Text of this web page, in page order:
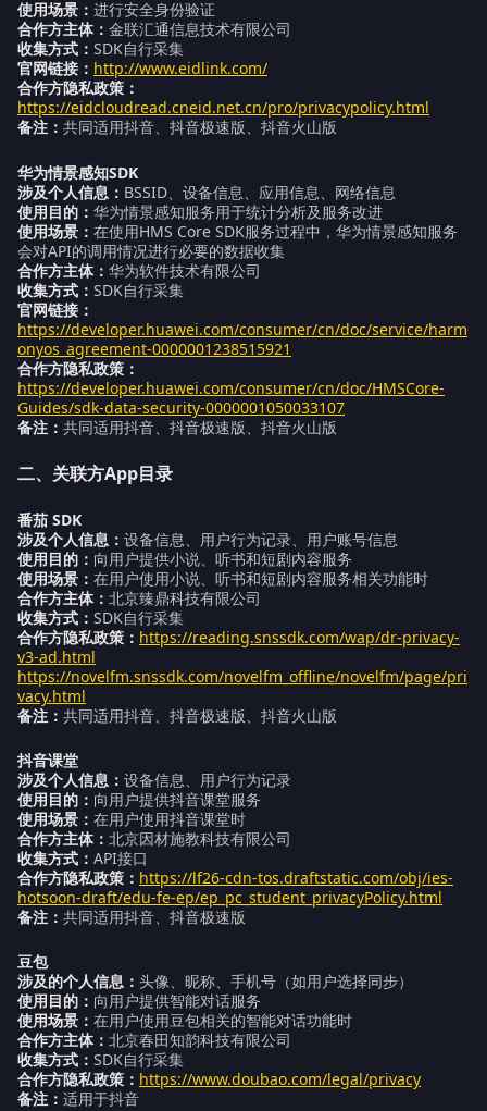
使用场景： 进行安全身份验证
合作方主体： 金联汇通信息技术有限公司
收集方式： SDK自行采集
官网链接： http://www.eidlink.com/
合作方隐私政策：
https://eidcloudread.cneid.net.cn/pro/privacypolicy.html
备注： 共同适用抖音、抖音极速版、抖音火山版
华为情景感知SDK
涉及个人信息： BSSID、设备信息、应用信息、网络信息
使用目的： 华为情景感知服务用于统计分析及服务改进
使用场景： 在使用HMS Core SDK服务过程中，华为情景感知服务
会对API的调用情况进行必要的数据收集
合作方主体： 华为软件技术有限公司
收集方式： SDK自行采集
官网链接：
https://developer.huawei.com/consumer/cn/doc/service/harm
onyos_agreement-0000001238515921
合作方隐私政策：
https://developer.huawei.com/consumer/cn/doc/HMSCore-
Guides/sdk-data-security-0000001050033107
备注： 共同适用抖音、抖音极速版、抖音火山版
二、关联方App目录
番茄 SDK
涉及个人信息： 设备信息、用户行为记录、用户账号信息
使用目的： 向用户提供小说、听书和短剧内容服务
使用场景： 在用户使用小说、听书和短剧内容服务相关功能时
合作方主体： 北京臻鼎科技有限公司
收集方式： SDK自行采集
合作方隐私政策： https://reading.snssdk.com/wap/dr-privacy-
v3-ad.html
https://novelfm.snssdk.com/novelfm_offline/novelfm/page/pri
vacy.html
备注： 共同适用抖音、抖音极速版、抖音火山版
抖音课堂
涉及个人信息： 设备信息、用户行为记录
使用目的： 向用户提供抖音课堂服务
使用场景： 在用户使用抖音课堂时
合作方主体： 北京因材施教科技有限公司
收集方式： API接口
合作方隐私政策： https://lf26-cdn-tos.draftstatic.com/obj/ies-
hotsoon-draft/edu-fe-ep/ep_pc_student_privacyPolicy.html
备注： 共同适用抖音、抖音极速版
豆包
涉及的个人信息： 头像、昵称、手机号（如用户选择同步）
使用目的： 向用户提供智能对话服务
使用场景： 在用户使用豆包相关的智能对话功能时
合作方主体： 北京春田知韵科技有限公司
收集方式： SDK自行采集
合作方隐私政策： https://www.doubao.com/legal/privacy
备注： 适用于抖音